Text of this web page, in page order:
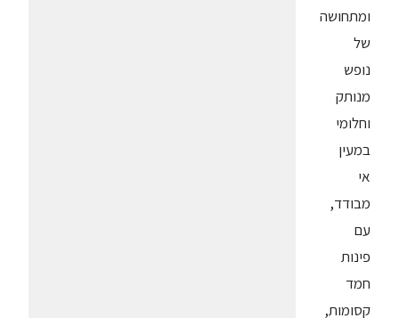
ומתחושה
של
נופש
מנותק
וחלומי
במעין
אי
מבודד,
עם
פינות
חמד
קסומות,